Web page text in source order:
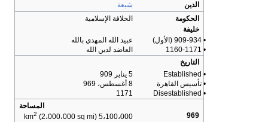
الدين
شيعة
الحكومة
الخلافة الإسلامية
خليفة
• 909-934 (الأول)
عبيد الله المهدي بالله
• 1160-1171
العاضد لدين الله
التاريخ
• Established
5 يناير 909
• تأسيس القاهرة
8 أغسطس، 969
• Disestablished
1171
المساحة
969
5،100،000 km 2 (2،000،000 sq mi)